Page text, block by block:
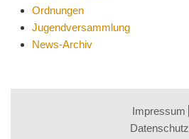
Ordnungen
Jugendversammlung
News-Archiv
Impressum
Datenschutz